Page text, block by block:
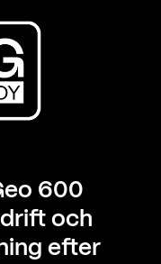
600
och
efter